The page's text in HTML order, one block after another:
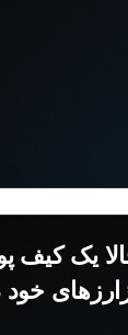
یک کیف
خود